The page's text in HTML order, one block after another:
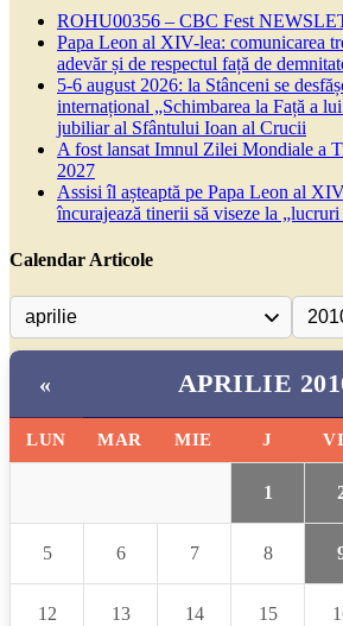
ROHU00356 – CBC Fest
Papa Leon al XIV-lea: comunicarea
adevăr și de respectul față de
5-6 august 2026: la Stânceni se
internațional „Schimbarea la Față a
jubiliar al Sfântului Ioan al Crucii
A fost lansat Imnul Zilei Mondiale a
2027
Assisi îl așteaptă pe Papa Leon al
încurajează tinerii să viseze la „lucruri
Calendar Articole
« APRILIE
LUN MAR MIE J
1
5 6 7 8
12 13 14 15